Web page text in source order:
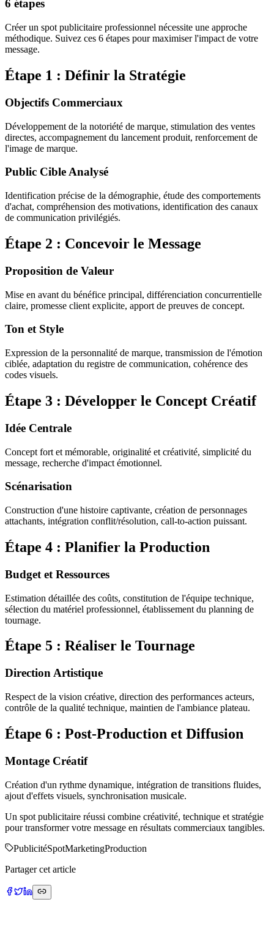
6 étapes
Créer un spot publicitaire professionnel nécessite une approche
méthodique. Suivez ces 6 étapes pour maximiser l'impact de votre
message.
Étape 1 : Définir la Stratégie
Objectifs Commerciaux
Développement de la notoriété de marque, stimulation des ventes
directes, accompagnement du lancement produit, renforcement de
l'image de marque.
Public Cible Analysé
Identification précise de la démographie, étude des comportements
d'achat, compréhension des motivations, identification des canaux
de communication privilégiés.
Étape 2 : Concevoir le Message
Proposition de Valeur
Mise en avant du bénéfice principal, différenciation concurrentielle
claire, promesse client explicite, apport de preuves de concept.
Ton et Style
Expression de la personnalité de marque, transmission de l'émotion
ciblée, adaptation du registre de communication, cohérence des
codes visuels.
Étape 3 : Développer le Concept Créatif
Idée Centrale
Concept fort et mémorable, originalité et créativité, simplicité du
message, recherche d'impact émotionnel.
Scénarisation
Construction d'une histoire captivante, création de personnages
attachants, intégration conflit/résolution, call-to-action puissant.
Étape 4 : Planifier la Production
Budget et Ressources
Estimation détaillée des coûts, constitution de l'équipe technique,
sélection du matériel professionnel, établissement du planning de
tournage.
Étape 5 : Réaliser le Tournage
Direction Artistique
Respect de la vision créative, direction des performances acteurs,
contrôle de la qualité technique, maintien de l'ambiance plateau.
Étape 6 : Post-Production et Diffusion
Montage Créatif
Création d'un rythme dynamique, intégration de transitions fluides,
ajout d'effets visuels, synchronisation musicale.
Un spot publicitaire réussi combine créativité, technique et stratégie
pour transformer votre message en résultats commerciaux tangibles.
PublicitéSpotMarketingProduction
Partager cet article